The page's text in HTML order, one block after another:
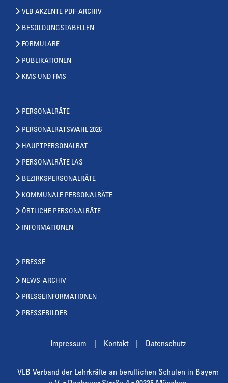
VLB AKZENTE PDF-ARCHIV
BESOLDUNGSTABELLEN
FORMULARE
PUBLIKATIONEN
KMS UND FMS
PERSONALRÄTE
PERSONALRATSWAHL 2026
HAUPTPERSONALRAT
PERSONALRÄTE LAS
BEZIRKSPERSONALRÄTE
KOMMUNALE PERSONALRÄTE
ÖRTLICHE PERSONALRÄTE
INFORMATIONEN
PRESSE
NEWS-ARCHIV
PRESSEINFORMATIONEN
PRESSEBILDER
Impressum Kontakt Datenschutz
VLB Verband der Lehrkräfte an beruflichen Schulen in Bayern